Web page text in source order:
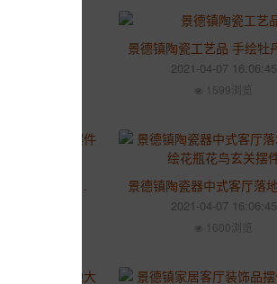
2021-04-07 16:06:45
1599浏览
景德镇陶瓷器大花瓶落地客厅摆件现代家居电视柜摆件装饰品
2021-04-07 16:06:45
1600浏览